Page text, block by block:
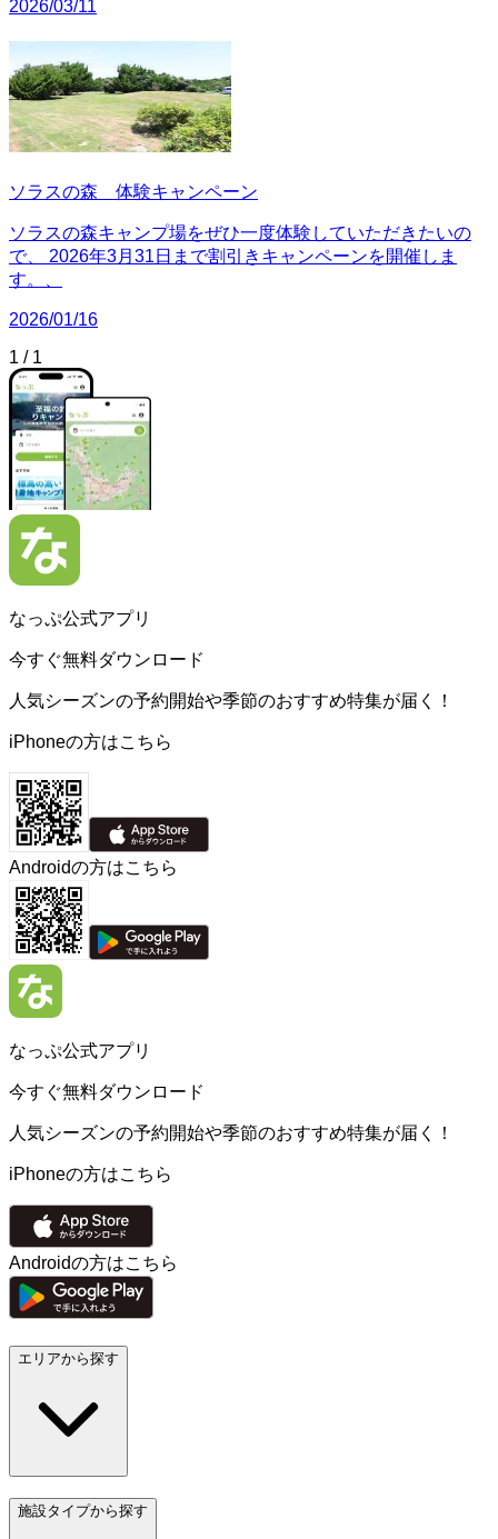
2026/03/11
ソラスの森 体験キャンペーン
ソラスの森キャンプ場をぜひ一度体験していただきたいの
で、 2026年3月31日まで割引きキャンペーンを開催しま
す。、
2026/01/16
1 / 1
なっぷ公式アプリ
今すぐ無料ダウンロード
人気シーズンの予約開始や季節のおすすめ特集が届く！
iPhoneの方はこちら
Androidの方はこちら
なっぷ公式アプリ
今すぐ無料ダウンロード
人気シーズンの予約開始や季節のおすすめ特集が届く！
iPhoneの方はこちら
Androidの方はこちら
エリアから探す
施設タイプから探す